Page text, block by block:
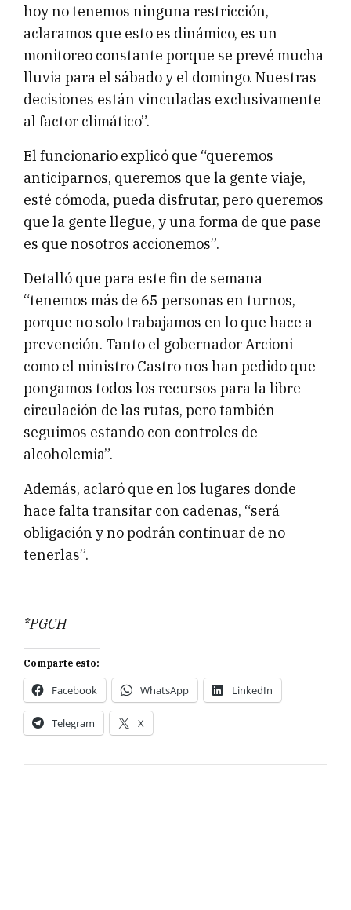
hoy no tenemos ninguna restricción,
aclaramos que esto es dinámico, es un
monitoreo constante porque se prevé mucha
lluvia para el sábado y el domingo. Nuestras
decisiones están vinculadas exclusivamente
al factor climático”.
El funcionario explicó que “queremos
anticiparnos, queremos que la gente viaje,
esté cómoda, pueda disfrutar, pero queremos
que la gente llegue, y una forma de que pase
es que nosotros accionemos”.
Detalló que para este fin de semana
“tenemos más de 65 personas en turnos,
porque no solo trabajamos en lo que hace a
prevención. Tanto el gobernador Arcioni
como el ministro Castro nos han pedido que
pongamos todos los recursos para la libre
circulación de las rutas, pero también
seguimos estando con controles de
alcoholemia”.
Además, aclaró que en los lugares donde
hace falta transitar con cadenas, “será
obligación y no podrán continuar de no
tenerlas”.
*PGCH
Comparte esto:
Facebook WhatsApp LinkedIn
Telegram X